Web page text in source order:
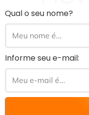
Qual o seu nome?
Informe seu e-mail: